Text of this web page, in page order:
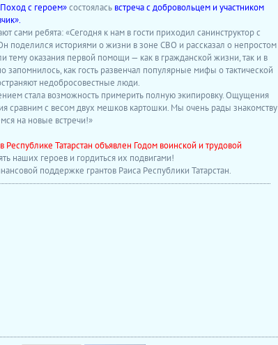
с героем»состоялась встреча с добровольцем и участником
сами ребята: «Сегодня к нам в гости приходил санинструктор с
поделился историями о жизни в зоне СВО и рассказал о непростом
тему оказания первой помощи — как в гражданской жизни, так и в
запомнилось, как гость развенчал популярные мифы о тактической
недобросовестные люди.
стала возможность примерить полную экипировку. Ощущения
сравним с весом двух мешков картошки. Мы очень рады знакомству
на новые встречи!»
Республике Татарстан объявлен Годом воинской и трудовой
наших героев и гордиться их подвигами!
поддержке грантов Раиса Республики Татарстан.